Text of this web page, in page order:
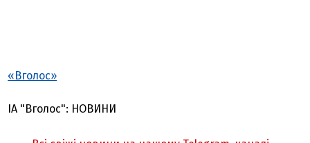
«Вголос»
ІА "Вголос": НОВИНИ